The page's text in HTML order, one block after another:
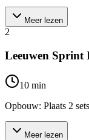
Meer lezen
2
Leeuwen Sprint
10 min
Opbouw: Plaats 2
Meer lezen